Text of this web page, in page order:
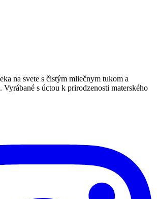
na svete s čistým mliečnym tukom a
s úctou k prirodzenosti materského